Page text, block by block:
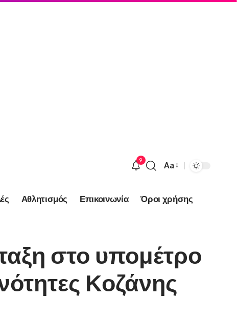
9
Font
Aa
Αθλητισμός Επικοινωνία Όροι χρήσης
στο υπομέτρο
Κοζάνης